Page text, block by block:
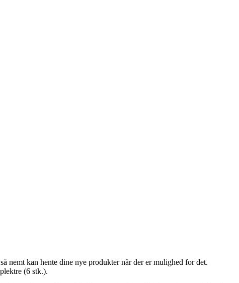
nemt kan hente dine nye produkter når der er mulighed for det.
(6 stk.).